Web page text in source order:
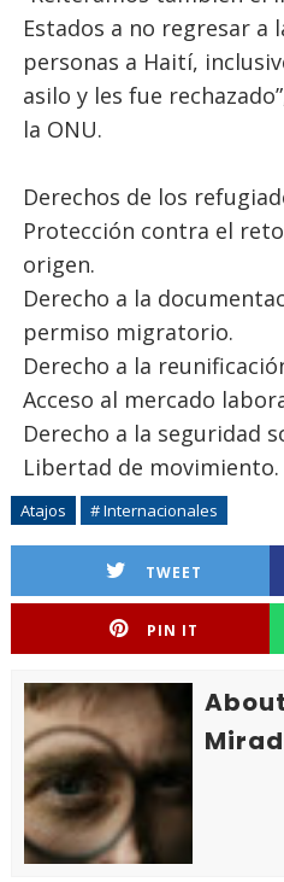
Estados a no regresar a
personas a Haití,
asilo y les fue
la ONU.
Derechos de los
Protección contra el
origen.
Derecho a la
permiso migratorio.
Derecho a la
Acceso al mercado
Derecho a la seguridad
Libertad de movimiento.
Atajos # Internacionales
TWEET
PIN IT
About